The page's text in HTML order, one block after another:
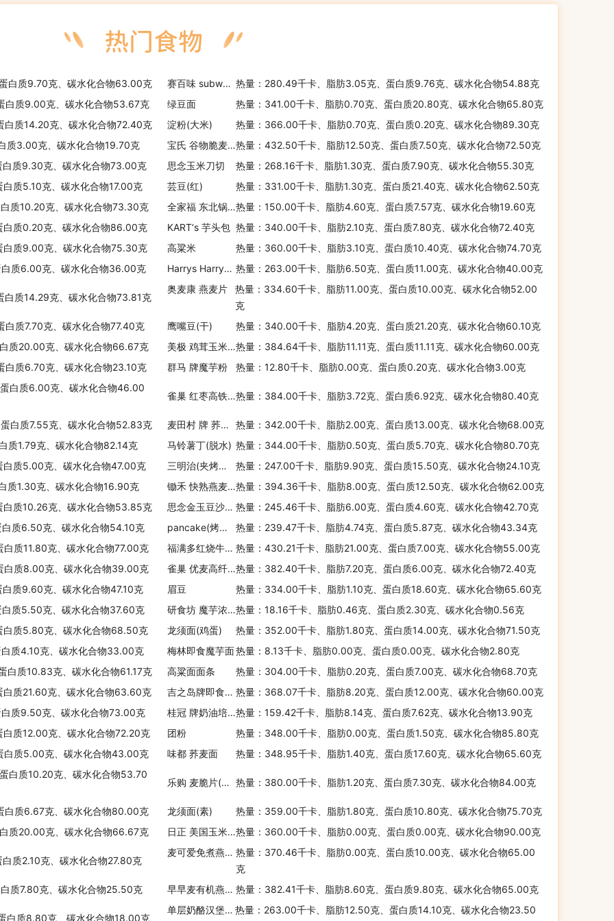
白质9.70克、碳水化合物63.00克 赛百味 subway 蒜蓉面包(6 inch) 热量：280.49千卡、脂肪3.05克、蛋白质9.76克、碳水化合物54.88克
质9.00克、碳水化合物53.67克
绿豆面
热量：341.00千卡、脂肪0.70克、蛋白质20.80克、碳水化合物65.80克
质14.20克、碳水化合物72.40克
淀粉(大米)
热量：366.00千卡、脂肪0.70克、蛋白质0.20克、碳水化合物89.30克
质3.00克、碳水化合物19.70克
宝氏 谷物脆麦片热量：432.50千卡、脂肪12.50克、蛋白质7.50克、碳水化合物72.50克
质9.30克、碳水化合物73.00克
思念玉米刀切
热量：268.16千卡、脂肪1.30克、蛋白质7.90克、碳水化合物55.30克
质5.10克、碳水化合物17.00克
芸豆(红)
热量：331.00千卡、脂肪1.30克、蛋白质21.40克、碳水化合物62.50克
质10.20克、碳水化合物73.30克
全家福 东北锅贴(猪肉胡萝卜玉米)热量：150.00千卡、脂肪4.60克、蛋白质7.57克、碳水化合物19.60克
质0.20克、碳水化合物86.00克
KART‘s 芋头包 热量：340.00千卡、脂肪2.10克、蛋白质7.80克、碳水化合物72.40克
质9.00克、碳水化合物75.30克
高粱米
热量：360.00千卡、脂肪3.10克、蛋白质10.40克、碳水化合物74.70克
质6.00克、碳水化合物36.00克
Harrys Harrys谷物切片面包 热量：263.00千卡、脂肪6.50克、蛋白质11.00克、碳水化合物40.00克
质14.29克、碳水化合物73.81克
奥麦康 燕麦片
热量：334.60千卡、脂肪11.00克、蛋白质10.00克、碳水化合物52.00
克
质7.70克、碳水化合物77.40克
鹰嘴豆(干)
热量：340.00千卡、脂肪4.20克、蛋白质21.20克、碳水化合物60.10克
质20.00克、碳水化合物66.67克
美极 鸡茸玉米土豆泥热量：384.64千卡、脂肪11.11克、蛋白质11.11克、碳水化合物60.00克
白质6.70克、碳水化合物23.10克
群马 牌魔芋粉
热量：12.80千卡、脂肪0.00克、蛋白质0.20克、碳水化合物3.00克
白质6.00克、碳水化合物46.00
雀巢 红枣高铁配方麦片热量：384.00千卡、脂肪3.72克、蛋白质6.92克、碳水化合物80.40克
白质7.55克、碳水化合物52.83克 麦田村 牌 荞麦面
热量：342.00千卡、脂肪2.00克、蛋白质13.00克、碳水化合物68.00克
质1.79克、碳水化合物82.14克
马铃薯丁(脱水) 热量：344.00千卡、脂肪0.50克、蛋白质5.70克、碳水化合物80.70克
质5.00克、碳水化合物47.00克
三明治(夹烤牛肉片)
热量：247.00千卡、脂肪9.90克、蛋白质15.50克、碳水化合物24.10克
质1.30克、碳水化合物16.90克
锄禾 快熟燕麦片热量：394.36千卡、脂肪8.00克、蛋白质12.50克、碳水化合物62.00克
质10.26克、碳水化合物53.85克
思念金玉豆沙玉汤圆 热量：245.46千卡、脂肪6.00克、蛋白质4.60克、碳水化合物42.70克
质6.50克、碳水化合物54.10克
pancake(烤薄饼)
热量：239.47千卡、脂肪4.74克、蛋白质5.87克、碳水化合物43.34克
质11.80克、碳水化合物77.00克
福满多红烧牛肉面 热量：430.21千卡、脂肪21.00克、蛋白质7.00克、碳水化合物55.00克
质8.00克、碳水化合物39.00克
雀巢 优麦高纤配方麦片热量：382.40千卡、脂肪7.20克、蛋白质6.00克、碳水化合物72.40克
质9.60克、碳水化合物47.10克
眉豆
热量：334.00千卡、脂肪1.10克、蛋白质18.60克、碳水化合物65.60克
质5.50克、碳水化合物37.60克
研食坊 魔芋浓汁方便面热量：18.16千卡、脂肪0.46克、蛋白质2.30克、碳水化合物0.56克
质5.80克、碳水化合物68.50克
龙须面(鸡蛋)
热量：352.00千卡、脂肪1.80克、蛋白质14.00克、碳水化合物71.50克
质4.10克、碳水化合物33.00克
梅林即食魔芋面热量：8.13千卡、脂肪0.00克、蛋白质0.00克、碳水化合物2.80克
白质10.83克、碳水化合物61.17克
高粱面面条
热量：304.00千卡、脂肪0.20克、蛋白质7.00克、碳水化合物68.70克
质21.60克、碳水化合物63.60克
吉之岛牌即食燕麦片 热量：368.07千卡、脂肪8.20克、蛋白质12.00克、碳水化合物60.00克
质9.50克、碳水化合物73.00克
桂冠 牌奶油培根意大利面热量：159.42千卡、脂肪8.14克、蛋白质7.62克、碳水化合物13.90克
质12.00克、碳水化合物72.20克
团粉
热量：348.00千卡、脂肪0.00克、蛋白质1.50克、碳水化合物85.80克
质5.00克、碳水化合物43.00克
味都 荞麦面
热量：348.95千卡、脂肪1.40克、蛋白质17.60克、碳水化合物65.60克
白质10.20克、碳水化合物53.70
乐购 麦脆片(麦片) 热量：380.00千卡、脂肪1.20克、蛋白质7.30克、碳水化合物84.00克
质6.67克、碳水化合物80.00克 龙须面(素)
热量：359.00千卡、脂肪1.80克、蛋白质10.80克、碳水化合物75.70克
质20.00克、碳水化合物66.67克
日正 美国玉米粉热量：360.00千卡、脂肪0.00克、蛋白质0.00克、碳水化合物90.00克
质2.10克、碳水化合物27.80克
麦可爱免煮燕麦片 热量：370.46千卡、脂肪0.00克、蛋白质10.00克、碳水化合物65.00
克
质7.80克、碳水化合物25.50克
早早麦有机燕麦片 热量：382.41千卡、脂肪8.60克、蛋白质9.80克、碳水化合物65.00克
白质8.80克、碳水化合物18.00克
单层奶酪汉堡(夹奶酪、单层肉饼，加调料酱) 热量：263.00千卡、脂肪12.50克、蛋白质14.10克、碳水化合物23.50